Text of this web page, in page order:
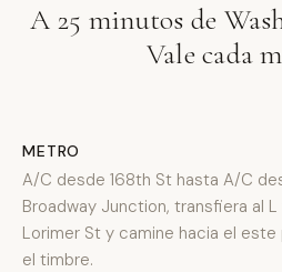
A 25 minutos de
Vale cada
METRO
A/C desde 168th St hasta A/C
Broadway Junction, transfiera al
Lorimer St y camine hacia el este
el timbre.